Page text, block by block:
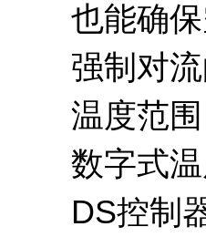
也能确
强制对
温度范
数字式
DS控制